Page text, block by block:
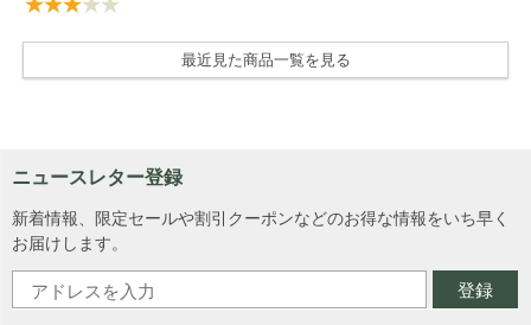
最近見た商品一覧を見る
ニュースレター登録
新着情報、限定セールや割引クーポンなどのお得な情報をいち早く
お届けします。
登録